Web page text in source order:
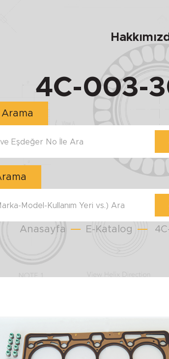
4C-003-
Numara ile Arama
Eşdeğer No İle Ara
Model-Kullanım Yeri vs.) Ara
Anasayfa E-Katalog